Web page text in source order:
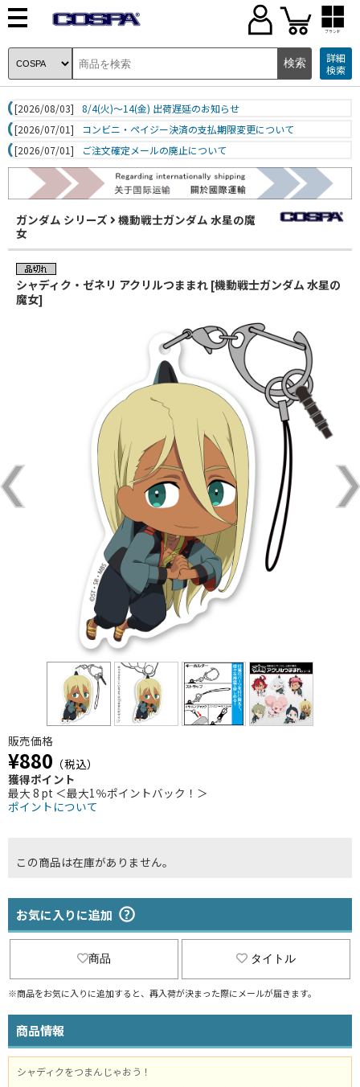
ブランド
詳細
検索
[2026/08/03]
8/4(火)～14(金) 出荷遅延のお知らせ
[2026/07/01]
コンビニ・ペイジー決済の支払期限変更について
[2026/07/01]
ご注文確定メールの廃止について
ガンダム シリーズ
機動戦士ガンダム 水星の魔
女
シャディク・ゼネリ アクリルつままれ [機動戦士ガンダム 水星の
魔女]
販売価格
¥880 （税込）
獲得ポイント
最大 8 pt ＜最大1％ポイントバック！＞
ポイントについて
この商品は在庫がありません。
お気に入りに追加
商品 タイトル
※商品をお気に入りに追加すると、再入荷が決まった際にメールが届きます。
商品情報
シャディクをつまんじゃおう！